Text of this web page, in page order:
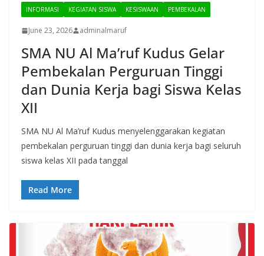
INFORMASI KEGIATAN SISWA KESISWAAN PEMBEKALAN
June 23, 2026 adminalmaruf
SMA NU Al Ma’ruf Kudus Gelar
Pembekalan Perguruan Tinggi
dan Dunia Kerja bagi Siswa Kelas
XII
SMA NU Al Ma’ruf Kudus menyelenggarakan kegiatan
pembekalan perguruan tinggi dan dunia kerja bagi seluruh
siswa kelas XII pada tanggal
Read More